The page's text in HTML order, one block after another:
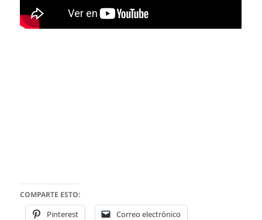
COMPARTE ESTO:
Pinterest Correo electrónico